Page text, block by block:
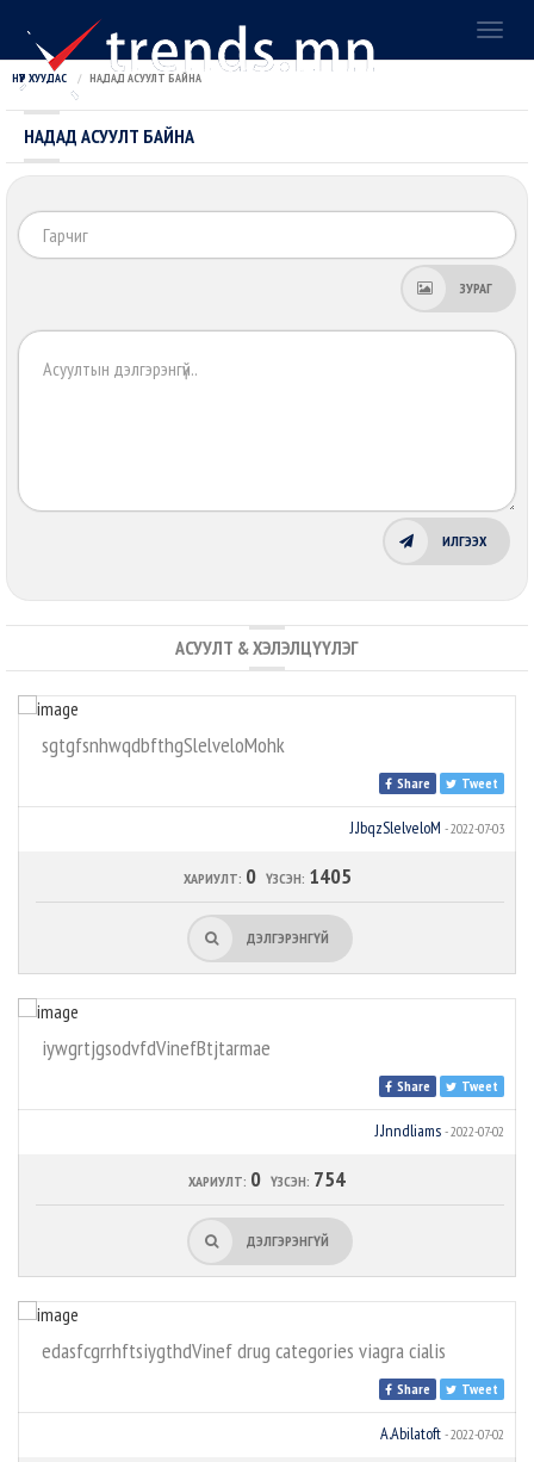
НҮҮР ХУУДАС НАДАД АСУУЛТ БАЙНА
НАДАД АСУУЛТ БАЙНА
ЗУРАГ
ИЛГЭЭХ
АСУУЛТ & ХЭЛЭЛЦҮҮЛЭГ
sgtgfsnhwqdbfthgSlelveloMohk
Share Tweet
J.JbqzSlelveloM - 2022-07-03
ХАРИУЛТ: 0 ҮЗСЭН: 1405
ДЭЛГЭРЭНГҮЙ
iywgrtjgsodvfdVinefBtjtarmae
Share Tweet
J.Jnndliams - 2022-07-02
ХАРИУЛТ: 0 ҮЗСЭН: 754
ДЭЛГЭРЭНГҮЙ
edasfcgrrhftsiygthdVinef drug categories viagra cialis
Share Tweet
A.Abilatoft - 2022-07-02